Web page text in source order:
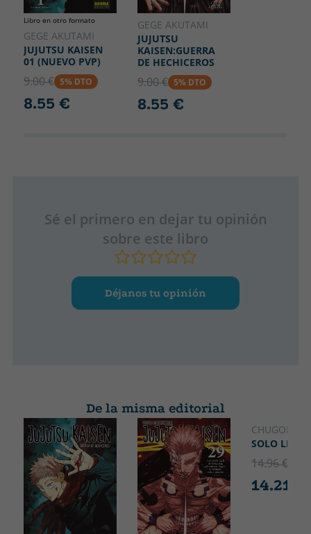
Libro en otro formato
GEGE AKUTAMI
JUJUTSU KAISEN
01 (NUEVO PVP)
9.00 € 5% DTO
8.55 €
GEGE AKUTAMI
JUJUTSU
KAISEN:GUERRA
DE HECHICEROS
9.00 € 5% DTO
8.55 €
Sé el primero en dejar tu opinión
sobre este libro
Déjanos tu opinión
De la misma editorial
CHUGONG
SOLO
14.96 €
14.21 €